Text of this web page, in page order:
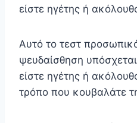
είστε ηγέτης ή
Αυτό το τεστ
ψευδαίσθηση
είστε ηγέτης ή
τρόπο που κουβαλάτε